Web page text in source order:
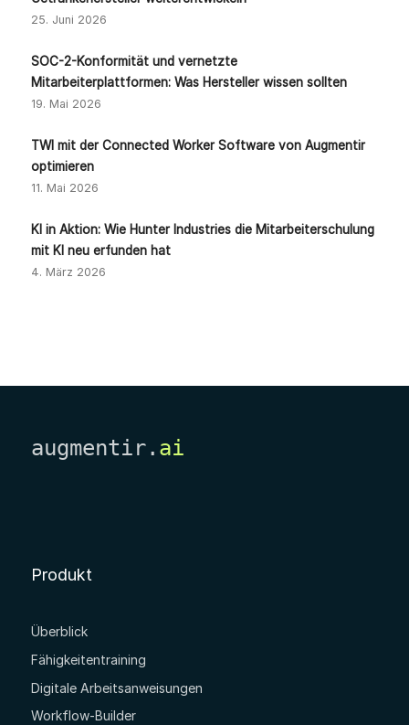
25. Juni 2026
SOC-2-Konformität und vernetzte
Mitarbeiterplattformen: Was Hersteller wissen sollten
19. Mai 2026
TWI mit der Connected Worker Software von Augmentir
optimieren
11. Mai 2026
KI in Aktion: Wie Hunter Industries die Mitarbeiterschulung
mit KI neu erfunden hat
4. März 2026
augmentir. ai
Produkt
Überblick
Fähigkeitentraining
Digitale Arbeitsanweisungen
Workflow-Builder